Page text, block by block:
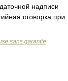
надписи
оговорка при
sans garantie